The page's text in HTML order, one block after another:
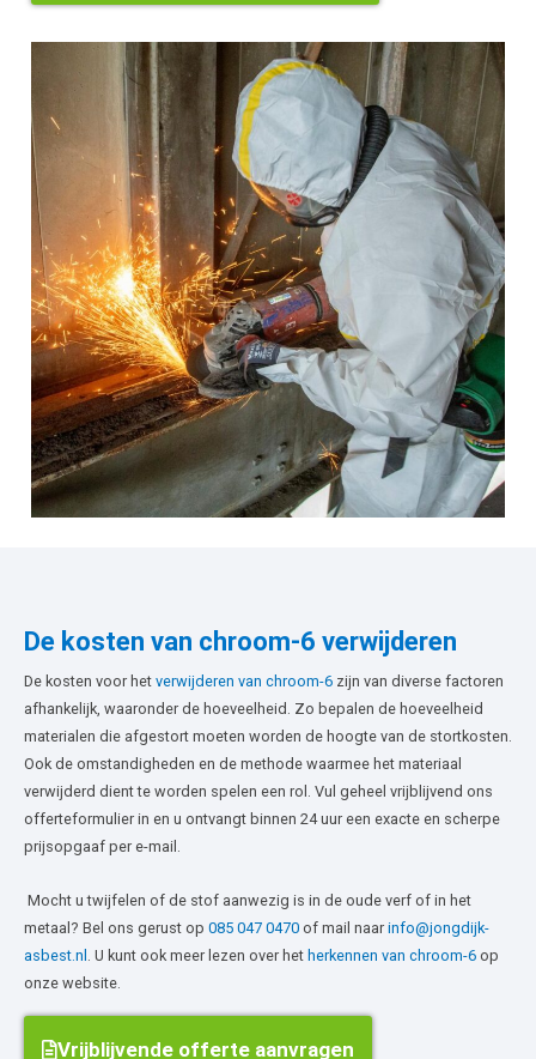
De kosten van chroom-6 verwijderen
De kosten voor het verwijderen van chroom-6 zijn van diverse factoren
afhankelijk, waaronder de hoeveelheid. Zo bepalen de hoeveelheid
materialen die afgestort moeten worden de hoogte van de stortkosten.
Ook de omstandigheden en de methode waarmee het materiaal
verwijderd dient te worden spelen een rol. Vul geheel vrijblijvend ons
offerteformulier in en u ontvangt binnen 24 uur een exacte en scherpe
prijsopgaaf per e-mail.
Mocht u twijfelen of de stof aanwezig is in de oude verf of in het
metaal? Bel ons gerust op 085 047 0470 of mail naar info@jongdijk-
asbest.nl . U kunt ook meer lezen over het herkennen van chroom-6 op
onze website.
Vrijblijvende offerte aanvragen